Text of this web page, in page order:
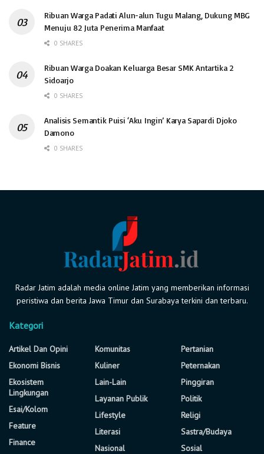
Ribuan Warga Padati Alun-alun Tugu Malang, Dukung MBG
Menuju 82 Juta Penerima Manfaat
0 SHARES
Ribuan Warga Doakan Keluarga Besar SMK Antartika 2
Sidoarjo
0 SHARES
Analisis Semantik Puisi ‘Aku Ingin’ Karya Sapardi Djoko
Damono
0 SHARES
Radar Jatim adalah media online Jatim yang memberikan informasi
peristiwa dan berita Jawa Timur dan Surabaya terkini dan terbaru.
Kategori
Artikel Dan Opini
Ekonomi Bisnis
Ekosistem
Lingkungan
Esai/Kolom
Feature
Finance
Komunitas
Kuliner
Lain-Lain
Layanan Publik
Lifestyle
Literasi
Nasional
Pertanian
Peternakan
Pinggiran
Politik
Religi
Sastra/Budaya
Sosial